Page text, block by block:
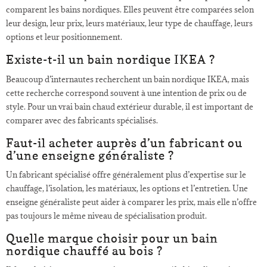
comparent les bains nordiques. Elles peuvent être comparées selon
leur design, leur prix, leurs matériaux, leur type de chauffage, leurs
options et leur positionnement.
Existe-t-il un bain nordique IKEA ?
Beaucoup d’internautes recherchent un bain nordique IKEA, mais
cette recherche correspond souvent à une intention de prix ou de
style. Pour un vrai bain chaud extérieur durable, il est important de
comparer avec des fabricants spécialisés.
Faut-il acheter auprès d’un fabricant ou
d’une enseigne généraliste ?
Un fabricant spécialisé offre généralement plus d’expertise sur le
chauffage, l’isolation, les matériaux, les options et l’entretien. Une
enseigne généraliste peut aider à comparer les prix, mais elle n’offre
pas toujours le même niveau de spécialisation produit.
Quelle marque choisir pour un bain
nordique chauffé au bois ?